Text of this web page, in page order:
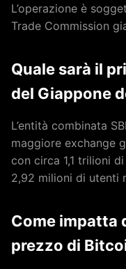
L’operazione è
Trade Commission
Quale sarà il
del Giappone
L’entità combinata
maggiore exchange
con circa 1,1 trilioni
2,92 milioni di utenti
Come impatta
prezzo di